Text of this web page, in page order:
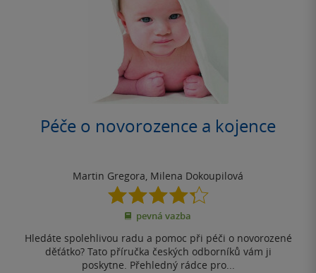
Péče o novorozence a kojence
Martin Gregora, Milena Dokoupilová
4.3
z
5
pevná vazba
Hledáte spolehlivou radu a pomoc při péči o novorozené
děťátko? Tato příručka českých odborníků vám ji
poskytne. Přehledný rádce pro...